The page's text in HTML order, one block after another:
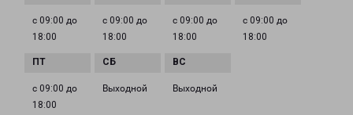
с 09:00 до
18:00
с 09:00 до
18:00
с 09:00 до
18:00
с 09:00 до
18:00
с 09:00 до
18:00
Выходной Выходной